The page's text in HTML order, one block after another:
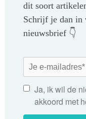
dit soort
Schrijf je dan in
nieuwsbrief 👇
Ja, ik wil de
akkoord met